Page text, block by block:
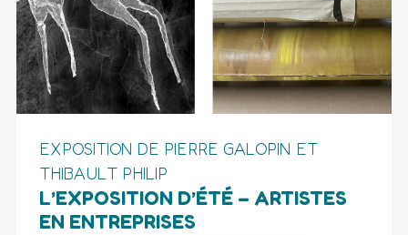
EXPOSITION DE PIERRE GALOPIN ET
THIBAULT PHILIP
L’EXPOSITION D’ÉTÉ – ARTISTES
EN ENTREPRISES